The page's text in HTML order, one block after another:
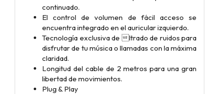
continuado.
El control de volumen de fácil acceso se
encuentra integrado en elauricular izquierdo.
Tecnología exclusiva de ltrado de ruidos para
disfrutar de tu música ollamadas con la máxima
claridad.
Longitud del cable de 2 metros para una gran
libertad de movimientos.
Plug & Play